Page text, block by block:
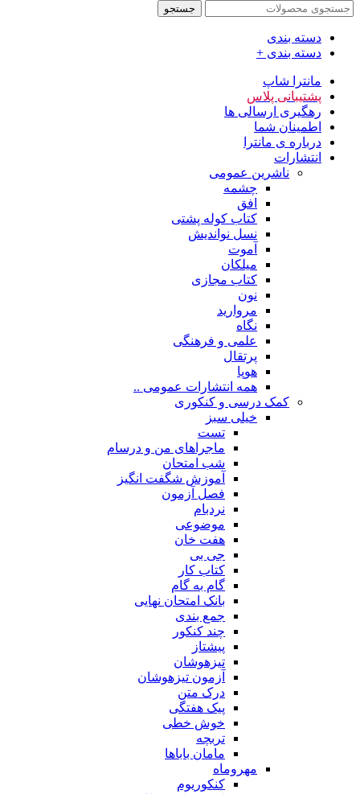
جستجو
دسته بندی
دسته بندی +
مانترا شاپ
پشتیبانی پلاس
رهگیری ارسالی ها
اطمینان شما
درباره ی مانترا
انتشارات
ناشرین عمومی
چشمه
افق
کتاب کوله پشتی
نسل نواندیش
آموت
میلکان
کتاب مجازی
نون
مروارید
نگاه
علمی و فرهنگی
پرتقال
هوپا
همه انتشارات عمومی ..
کمک درسی و کنکوری
خیلی سبز
تست
ماجراهای من و درسام
شب امتحان
آموزش شگفت انگیز
فصل آزمون
نردبام
موضوعی
هفت خان
جی بی
کتاب کار
گام به گام
بانک امتحان نهایی
جمع بندی
چند کنکور
پیشتاز
تیزهوشان
آزمون تیزهوشان
درک متن
پیک هفتگی
خوش خطی
تربچه
مامان باباها
مهروماه
کنکوریوم